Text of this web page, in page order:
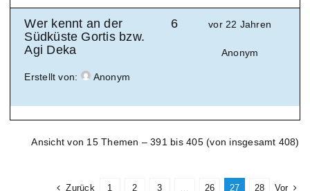
Wer kennt an der
Südküste Gortis bzw.
Agi Deka
Erstellt von: Anonym
6 vor 22 Jahren
Anonym
Ansicht von 15 Themen – 391 bis 405 (von insgesamt 408)
Zurück 1 2 3 26 27 28 Vor